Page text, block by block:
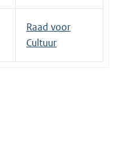
n
k
:
Raad voor
Cultuur